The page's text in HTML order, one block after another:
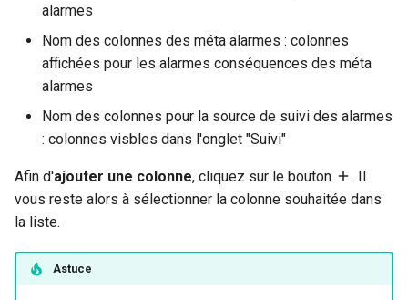
alarmes
Nom des colonnes des méta alarmes : colonnes
affichées pour les alarmes conséquences des méta
alarmes
Nom des colonnes pour la source de suivi des alarmes
: colonnes visbles dans l'onglet "Suivi"
Afin d'ajouter une colonne, cliquez sur le bouton
. Il
vous reste alors à sélectionner la colonne souhaitée dans
la liste.
Astuce